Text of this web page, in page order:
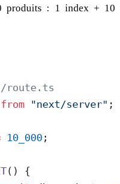
produits : 1 index + 10
route.ts
from "next/server" ;
10_000 ;
() {